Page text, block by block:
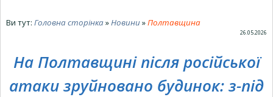
Ви тут: Головна сторінка» Новини»Полтавщина
26.05.2026
На Полтавщині після російської
атаки зруйновано будинок: з-під